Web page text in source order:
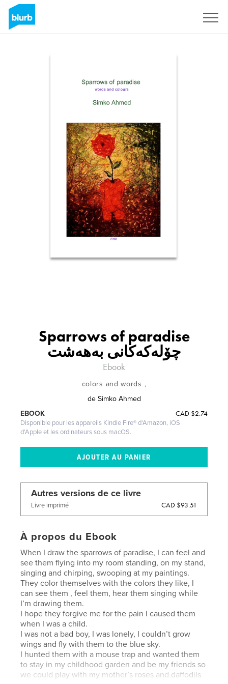
Sparrows of paradise
چۆله‌كه‌كانی به‌هه‌شت
Ebook
colors and words ,
de Simko Ahmed
CAD $2.74
EBOOK
Disponible pour les appareils Kindle Fire® d'Amazon, iOS
d'Apple et les ordinateurs sous macOS.
Autres versions de ce livre
Livre imprimé CAD $93.51
À propos du Ebook
When I draw the sparrows of paradise, I can feel and
see them flying into my room standing, on my stand,
singing and chirping, swooping at my paintings.
They color themselves with the colors they like, I
can see them , feel them, hear them singing while
I’m drawing them.
I hope they forgive me for the pain I caused them
when I was a child.
I was not a bad boy, I was lonely, I couldn’t grow
wings and fly with them to the blue sky.
I hunted them with a mouse trap and wanted them
to stay in my childhood garden and be my friends so
we could play with my mother’s roses and daffodils